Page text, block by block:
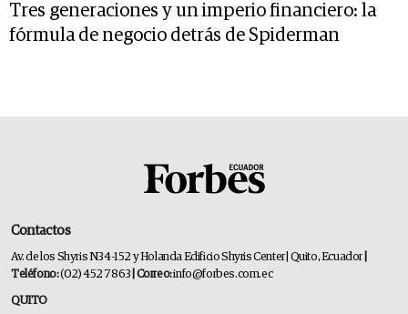
Tres generaciones y un imperio financiero: la
fórmula de negocio detrás de Spiderman
Contactos
Av. de los Shyris N34-152 y Holanda Edificio Shyris Center | Quito, Ecuador
Teléfono:(02) 452 7863 | Correo:info@forbes.com.ec
QUITO